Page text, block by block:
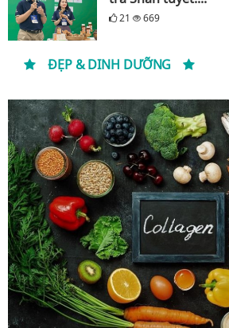
21 669
ĐẸP & DINH DƯỠNG